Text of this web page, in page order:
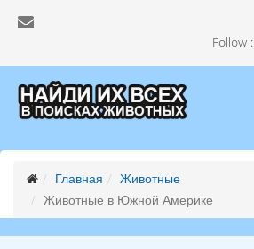
Follow :
Главная
Животные
Животные в Южной Америке